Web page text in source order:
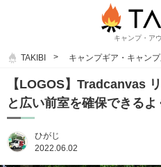
キャンプ・ア
TAKIBI キャンプギア・キャン
【LOGOS】Tradcanvas
と広い前室を確保できるよ
ひがじ
2022.06.02